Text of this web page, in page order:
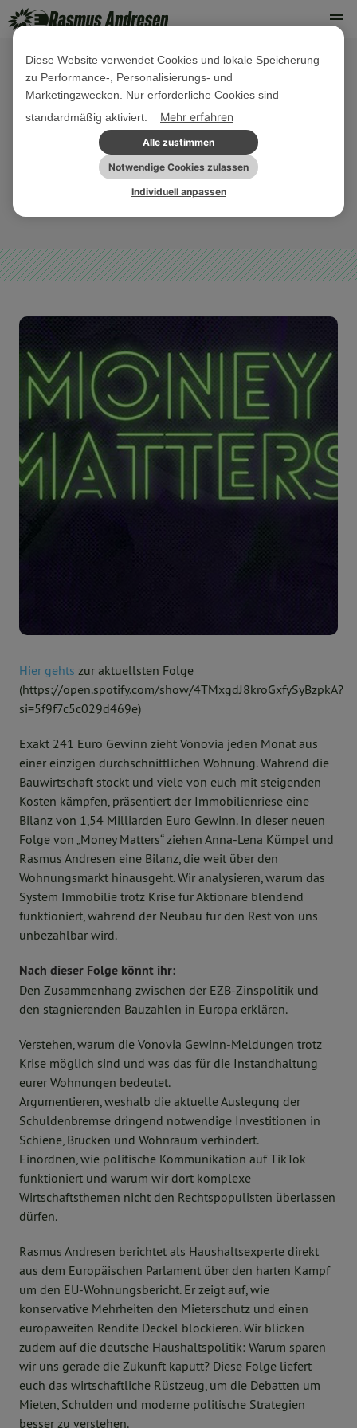
30. MÄRZ 2026
Unser Podcast ist zurück - EZB,
Schuldenbremse & Vonovia: Warum
Wohnen so teuer ist
Hier gehts zur aktuellsten Folge
(https://open.spotify.com/show/4TMxgdJ8kroGxfySyBzpkA?
si=5f9f7c5c029d469e)
Exakt 241 Euro Gewinn zieht Vonovia jeden Monat aus
einer einzigen durchschnittlichen Wohnung. Während die
Bauwirtschaft stockt und viele von euch mit steigenden
Kosten kämpfen, präsentiert der Immobilienriese eine
Bilanz von 1,54 Milliarden Euro Gewinn. In dieser neuen
Folge von „Money Matters“ ziehen Anna-Lena Kümpel und
Rasmus Andresen eine Bilanz, die weit über den
Wohnungsmarkt hinausgeht. Wir analysieren, warum das
System Immobilie trotz Krise für Aktionäre blendend
funktioniert, während der Neubau für den Rest von uns
unbezahlbar wird.
Nach dieser Folge könnt ihr:
Den Zusammenhang zwischen der EZB-Zinspolitik und
den stagnierenden Bauzahlen in Europa erklären.
Verstehen, warum die Vonovia Gewinn-Meldungen trotz
Krise möglich sind und was das für die Instandhaltung
eurer Wohnungen bedeutet.
Argumentieren, weshalb die aktuelle Auslegung der
Schuldenbremse dringend notwendige Investitionen in
Schiene, Brücken und Wohnraum verhindert.
Einordnen, wie politische Kommunikation auf TikTok
funktioniert und warum wir dort komplexe
Wirtschaftsthemen nicht den Rechtspopulisten überlassen
dürfen.
Rasmus Andresen berichtet als Haushaltsexperte direkt
aus dem Europäischen Parlament über den harten Kampf
um den EU-Wohnungsbericht. Er zeigt auf, wie
konservative Mehrheiten den Mieterschutz und einen
europaweiten Rendite Deckel blockieren. Wir blicken
zudem auf die deutsche Haushaltspolitik: Warum sparen
wir uns gerade die Zukunft kaputt? Diese Folge liefert
euch das wirtschaftliche Rüstzeug, um die Debatten um
Mieten, Schulden und moderne politische Strategien
besser zu verstehen.
Diese Website verwendet Cookies und lokale Speicherung
zu Performance-, Personalisierungs- und
Marketingzwecken. Nur erforderliche Cookies sind
standardmäßig aktiviert.
Mehr erfahren
Alle zustimmen
Notwendige Cookies zulassen
Individuell anpassen